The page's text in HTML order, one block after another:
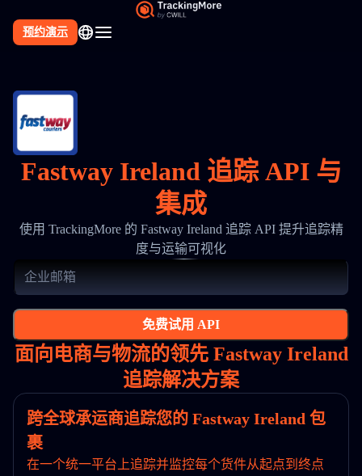
预约演示
Fastway Ireland 追踪 API 与
集成
使用 TrackingMore 的 Fastway Ireland 追踪 API 提升追踪精
度与运输可视化
免费试用 API
面向电商与物流的领先 Fastway Ireland
追踪解决方案
跨全球承运商追踪您的 Fastway Ireland 包
裹
在一个统一平台上追踪并监控每个货件从起点到终点